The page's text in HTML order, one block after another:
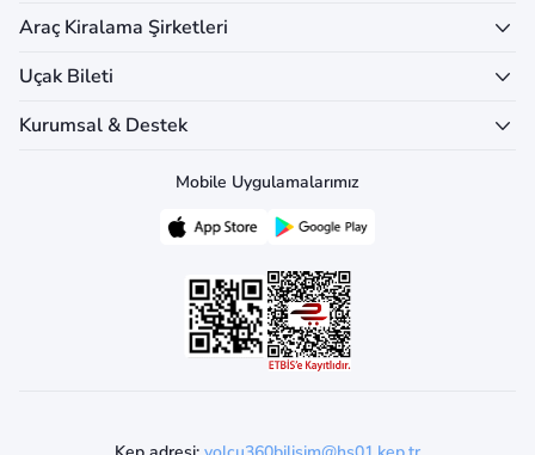
Araç Kiralama Şirketleri
Uçak Bileti
Kurumsal & Destek
Mobile Uygulamalarımız